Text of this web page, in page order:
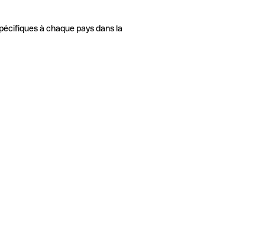
à chaque pays dans la